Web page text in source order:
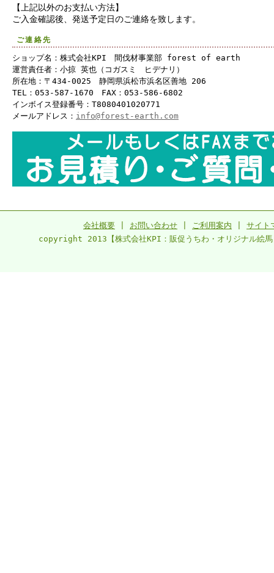
【上記以外のお支払い方法】
ご入金確認後、発送予定日のご連絡を致します。
ご連絡先
ショップ名：株式会社KPI 間伐材事業部 forest of earth
運営責任者：小掠 英也（コガスミ ヒデナリ）
所在地：〒434-0025 静岡県浜松市浜名区善地 206
TEL：053-587-1670 FAX：053-586-6802
インボイス登録番号：T8080401020771
メールアドレス： info@forest-earth.com
会社概要 お問い合わせ ご利用案内
サイト
copyright 2013【株式会社KPI：販促うちわ・オリジナル